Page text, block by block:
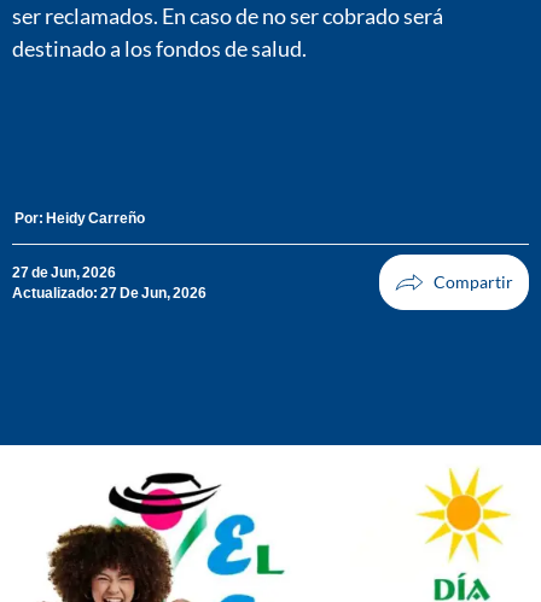
ser reclamados. En caso de no ser cobrado será
destinado a los fondos de salud.
Por: Heidy Carreño
27 de Jun, 2026
Actualizado: 27 De Jun, 2026